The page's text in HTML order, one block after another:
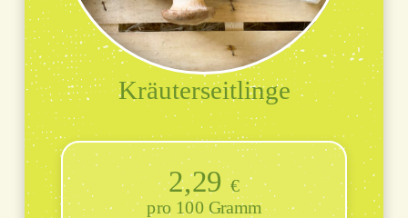
Kräuterseitlinge
2,29€
100 Gramm